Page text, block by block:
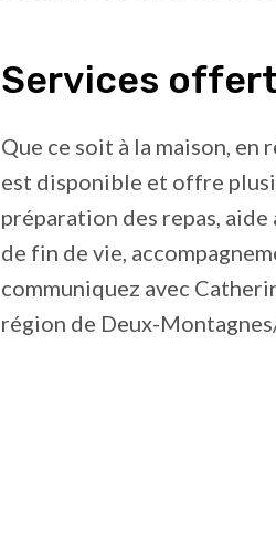
Services
Que ce soit à la maison, en
est disponible et offre
préparation des repas,
de fin de vie,
communiquez avec
région de Deux-